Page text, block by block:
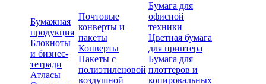
Бумажная
продукция
Блокноты
и бизнес-
тетради
Атласы
Почтовые
конверты и
пакеты
Конверты
Пакеты с
полиэтиленовой
воздушной
Бумага для
офисной
техники
Цветная бумага
для принтера
Бумага для
плоттеров и
копировальных